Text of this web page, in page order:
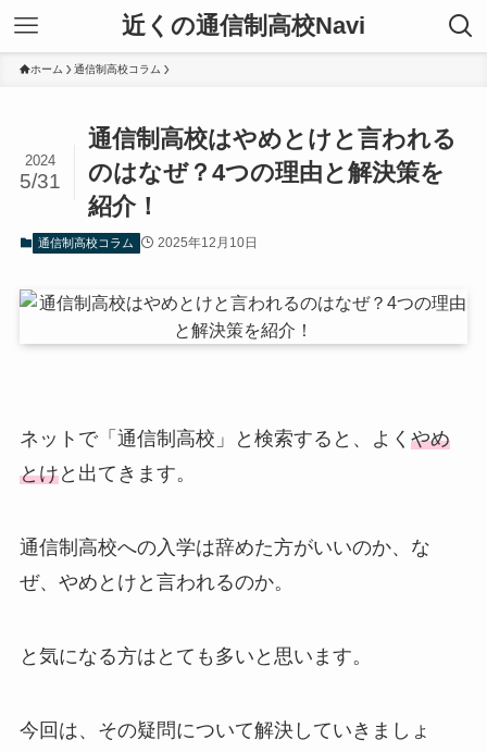
近くの通信制高校Navi
ホーム 通信制高校コラム
通信制高校はやめとけと言われる
のはなぜ？4つの理由と解決策を
紹介！
2024
5/31
通信制高校コラム 2025年12月10日
ネットで「通信制高校」と検索すると、よく やめ
とけと出てきます。
通信制高校への入学は辞めた方がいいのか、な
ぜ、やめとけと言われるのか。
と気になる方はとても多いと思います。
今回は、その疑問について解決していきましょ